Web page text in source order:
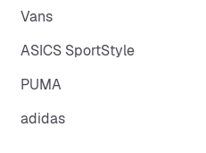
Vans
ASICS SportStyle
PUMA
adidas